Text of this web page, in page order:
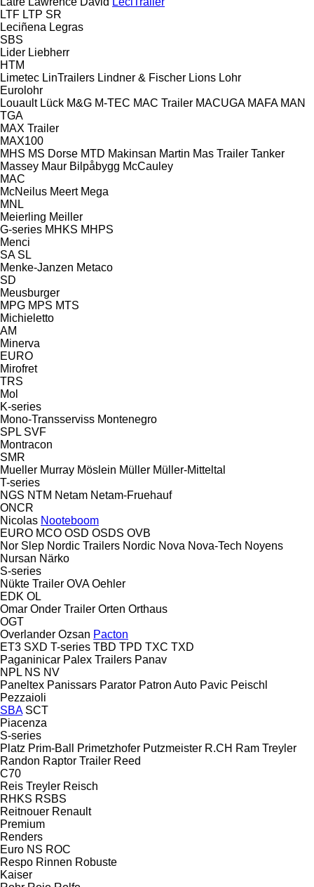
LTF LTP SR
Leciñena Legras
SBS
Lider Liebherr
HTM
Limetec LinTrailers Lindner & Fischer Lions Lohr
Eurolohr
Louault Lück M&G M-TEC MAC Trailer MACUGA MAFA MAN
TGA
MAX Trailer
MAX100
MHS MS Dorse MTD Makinsan Martin Mas Trailer Tanker
Massey Maur Bilpåbygg McCauley
MAC
McNeilus Meert Mega
MNL
Meierling Meiller
G-series MHKS MHPS
Menci
SA SL
Menke-Janzen Metaco
SD
Meusburger
MPG MPS MTS
Michieletto
AM
Minerva
EURO
Mirofret
TRS
Mol
K-series
Mono-Transserviss Montenegro
SPL SVF
Montracon
SMR
Mueller Murray Möslein Müller Müller-Mitteltal
T-series
NGS NTM Netam Netam-Fruehauf
ONCR
Nicolas Nooteboom
EURO MCO OSD OSDS OVB
Nor Slep Nordic Trailers Nordic Nova Nova-Tech Noyens
Nursan Närko
S-series
Nükte Trailer OVA Oehler
EDK OL
Omar Onder Trailer Orten Orthaus
OGT
Overlander Ozsan Pacton
ET3 SXD T-series TBD TPD TXC TXD
Paganinicar Palex Trailers Panav
NPL NS NV
Paneltex Panissars Parator Patron Auto Pavic Peischl
Pezzaioli
SBA SCT
Piacenza
S-series
Platz Prim-Ball Primetzhofer Putzmeister R.CH Ram Treyler
Randon Raptor Trailer Reed
C70
Reis Treyler Reisch
RHKS RSBS
Reitnouer Renault
Premium
Renders
Euro NS ROC
Respo Rinnen Robuste
Kaiser